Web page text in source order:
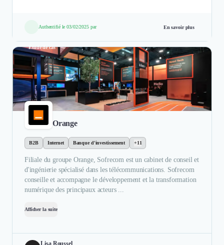
Authentifié le 03/02/2025 par En savoir plus
Étude de cas
Orange
B2B Internet Banque d'investissement +11
Filiale du groupe Orange, Sofrecom est un cabinet de conseil et
d'ingénierie spécialisé dans les télécommunications. Sofrecom
conseille et accompagne le développement et la transformation
numérique des principaux acteurs ...
Afficher la suite
Lisa Roussel